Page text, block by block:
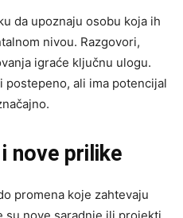
da upoznaju osobu koja ih
nivou. Razgovori,
igraće ključnu ulogu.
postepeno, ali ima potencijal
nove prilike
promena koje zahtevaju
su nove saradnje ili projekti